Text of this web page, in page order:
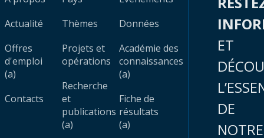
Actualité
Offres
d'emploi
(a)
Contacts
Thèmes
Projets et
opérations
Recherche
et
publications
(a)
Données
Académie des
connaissances
(a)
Fiche de
résultats
(a)
ET
DE
NOTRE